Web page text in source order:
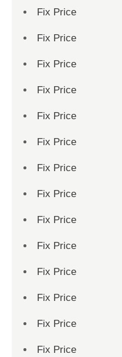
Fix Price
Fix Price
Fix Price
Fix Price
Fix Price
Fix Price
Fix Price
Fix Price
Fix Price
Fix Price
Fix Price
Fix Price
Fix Price
Fix Price